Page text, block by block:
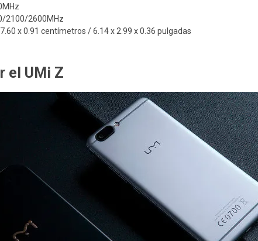
2100/2600MHz
x 0.91 centímetros / 6.14 x 2.99 x 0.36 pulgadas
el UMi Z